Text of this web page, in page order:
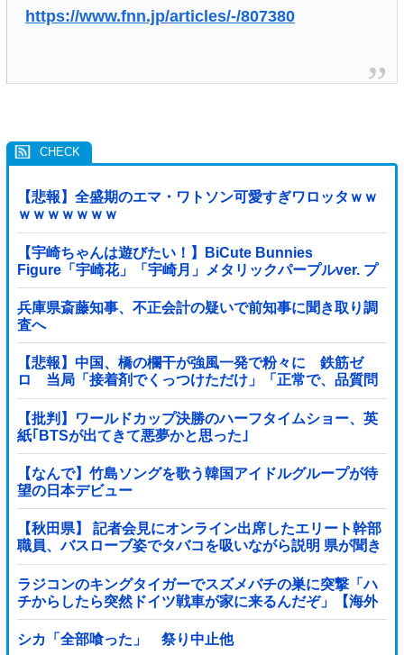
https://www.fnn.jp/articles/-/807380
【悲報】全盛期のエマ・ワトソン可愛すぎワロッタｗｗ
ｗｗｗｗｗｗｗ
【宇崎ちゃんは遊びたい！】BiCute Bunnies
Figure「宇崎花」「宇崎月」メタリックパープルver. プ
ライズフィギュア【ラウンドワン限定で展開決定】
兵庫県斎藤知事、不正会計の疑いで前知事に聞き取り調
査へ
【悲報】中国、橋の欄干が強風一発で粉々に 鉄筋ゼ
ロ 当局「接着剤でくっつけただけ」「正常で、品質問
題はない」
【批判】ワールドカップ決勝のハーフタイムショー、英
紙｢BTSが出てきて悪夢かと思った｣
【なんで】竹島ソングを歌う韓国アイドルグループが待
望の日本デビュー
【秋田県】 記者会見にオンライン出席したエリート幹部
職員、バスローブ姿でタバコを吸いながら説明 県が聞き
取りへ
ラジコンのキングタイガーでスズメバチの巣に突撃「ハ
チからしたら突然ドイツ戦車が家に来るんだぞ」【海外
の反応】
シカ「全部喰った」 祭り中止他